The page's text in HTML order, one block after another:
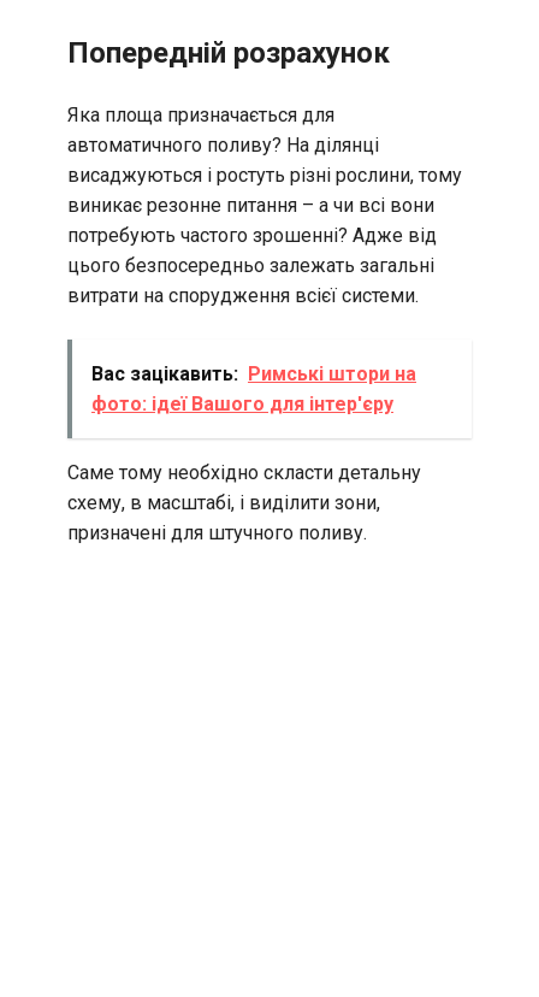
Попередній розрахунок
Яка площа призначається для
автоматичного поливу? На ділянці
висаджуються і ростуть різні рослини, тому
виникає резонне питання – а чи всі вони
потребують частого зрошенні? Адже від
цього безпосередньо залежать загальні
витрати на спорудження всієї системи.
Вас зацікавить: Римські штори на
фото: ідеї Вашого для інтер'єру
Саме тому необхідно скласти детальну
схему, в масштабі, і виділити зони,
призначені для штучного поливу.